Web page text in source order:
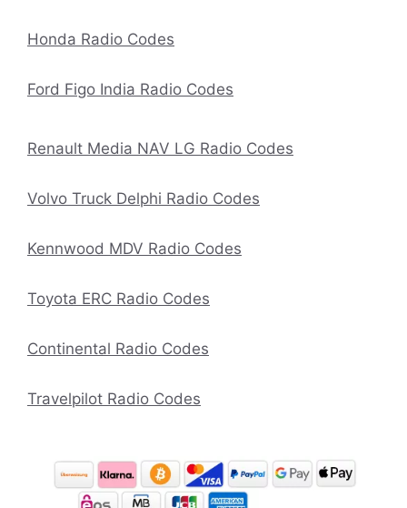
Honda Radio Codes
Ford Figo India Radio Codes
Renault Media NAV LG Radio Codes
Volvo Truck Delphi Radio Codes
Kennwood MDV Radio Codes
Toyota ERC Radio Codes
Continental Radio Codes
Travelpilot Radio Codes